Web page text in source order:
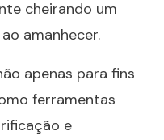
cheirando um
amanhecer.
apenas para fins
ferramentas
e